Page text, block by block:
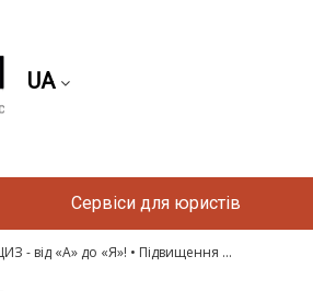
UA
Сервіси для юристів
- від «А» до «Я»! • Підвищення ...